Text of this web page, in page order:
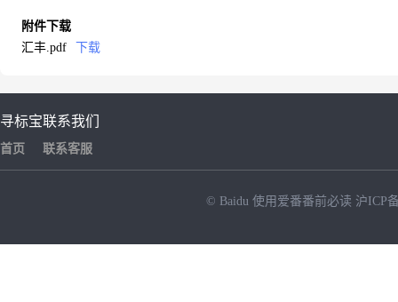
附件下载
汇丰.pdf
下载
寻标宝
首页
联系我们
联系客服
© Baidu 使用爱番番前必读 沪ICP